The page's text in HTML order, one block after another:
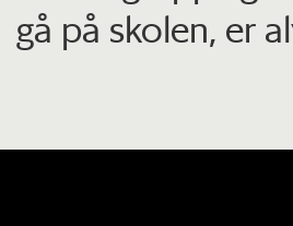
gå på skolen, er